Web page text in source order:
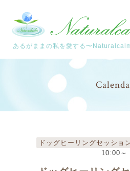
あるがままの私を愛する〜
ドッグヒーリングセッショ
10:00～